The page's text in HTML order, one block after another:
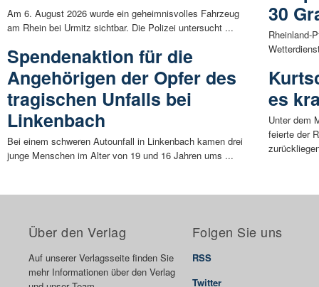
Am 6. August 2026 wurde ein geheimnisvolles Fahrzeug
am Rhein bei Urmitz sichtbar. Die Polizei untersucht ...
Spendenaktion für die
Angehörigen der Opfer des
tragischen Unfalls bei
Linkenbach
Bei einem schweren Autounfall in Linkenbach kamen drei
junge Menschen im Alter von 19 und 16 Jahren ums ...
30
Rheinland-
es
Unter dem
feierte der
Über den Verlag
Auf unserer Verlagsseite finden Sie
mehr Informationen über den Verlag
Folgen Sie uns
RSS
Twitter